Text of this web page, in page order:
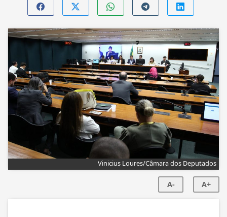
Vinicius Loures/Câmara dos Deputados
A- A+